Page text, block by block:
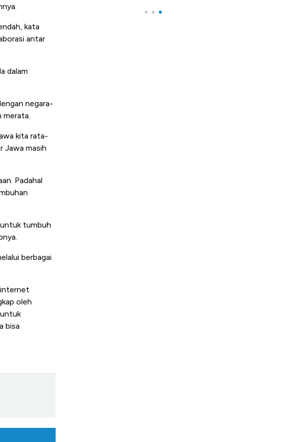
kata
antar
dalam
negara-
merata.
kita rata-
Jawa masih
Padahal
tumbuh
berbagai
internet
oleh
bisa